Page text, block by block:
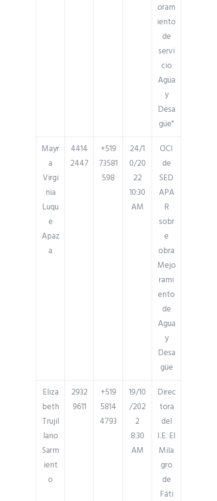
oram
iento
de
servi
cio
Agüa
y
Desa
güe"
Mayr
a
Virgi
nia
Luqu
e
Apaz
a
4414
2447
+519
73581
598
24/1
0/20
22
10:30
AM
OCI
de
SED
APA
R
sobr
e
obra
Mejo
rami
ento
de
Agua
y
Desa
güe
Eliza
beth
Trujil
lano
Sarm
ient
o
2932
9611
+519
5814
4793
19/10
/202
2
8:30
AM
Direc
tora
del
I.E. El
Mila
gro
de
Fáti